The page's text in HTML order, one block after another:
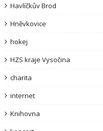
Havlíčkův Brod
Hněvkovice
hokej
HZS kraje Vysočina
charita
internet
Knihovna